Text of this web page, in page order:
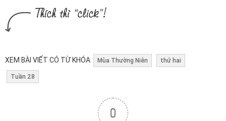
XEM BÀI VIẾT CÓ TỪ KHÓA Mùa Thường Niên thứ hai
Tuần 28
0